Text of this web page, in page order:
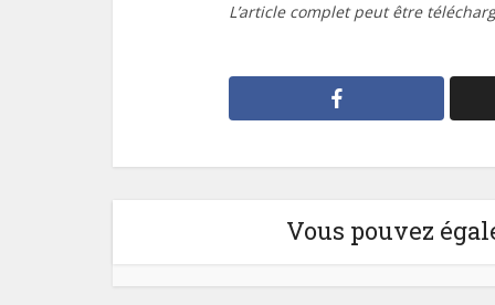
L’article complet peut être
Vous pouvez